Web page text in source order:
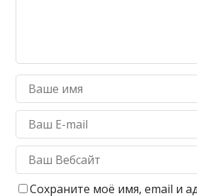
Сохраните моё имя, email и